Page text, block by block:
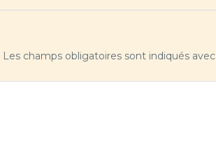
Les champs obligatoires sont indiqués avec